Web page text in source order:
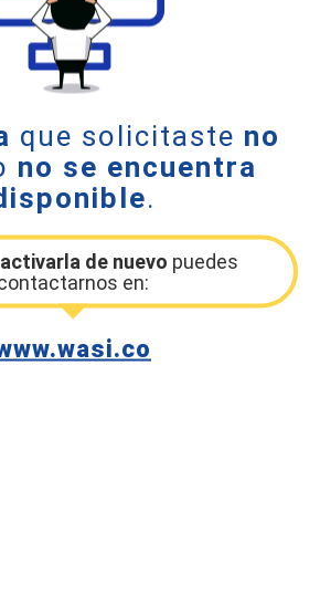
que solicitaste no
no se encuentra
.
activarla de nuevo puedes
en: